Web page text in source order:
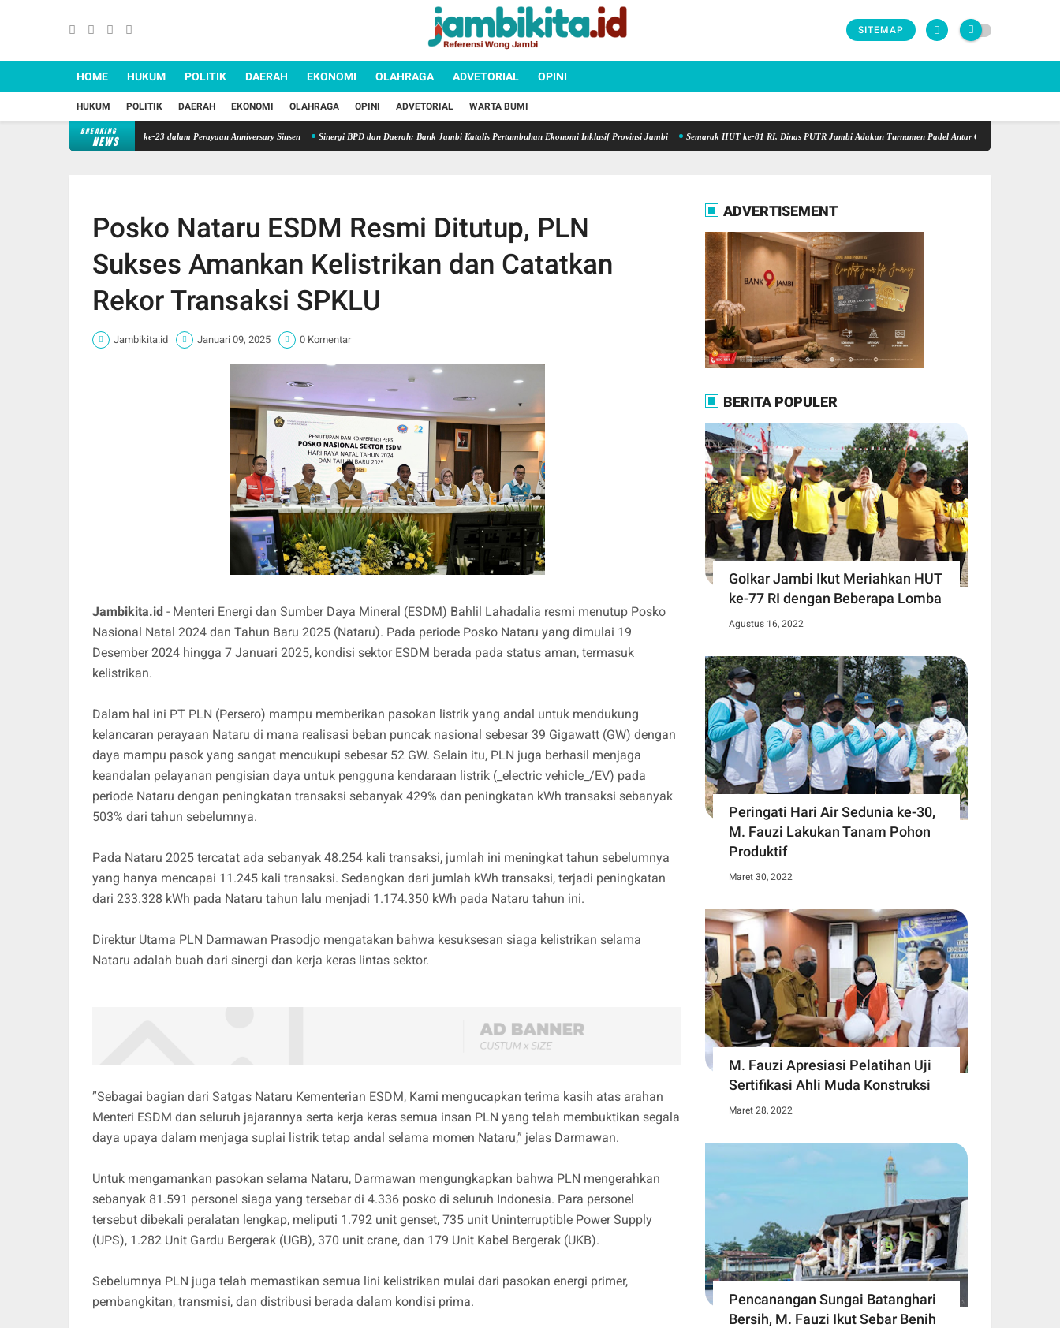
SITEMAP
HOME HUKUM POLITIK DAERAH EKONOMI OLAHRAGA ADVETORIAL OPINI
HUKUM POLITIK DAERAH EKONOMI OLAHRAGA OPINI ADVETORIAL WARTA BUMI
BREAKING
NEWS
Gelar Donor Darah ke-23 dalam Perayaan Anniversary Sinsen Sinergi BPD dan Daerah: Bank Jambi Katalis Pertumbuhan Ekonomi Inklusif Provinsi Jambi Semarak HUT ke-81 RI, Dinas PUTR Jambi Adakan Turnamen Padel Antar OPD Berhadiah Total Rp40 Juta
Posko Nataru ESDM Resmi Ditutup, PLN
Sukses Amankan Kelistrikan dan Catatkan
Rekor Transaksi SPKLU
Jambikita.id Januari 09, 2025 0 Komentar
Jambikita.id - Menteri Energi dan Sumber Daya Mineral (ESDM) Bahlil Lahadalia resmi menutup Posko
Nasional Natal 2024 dan Tahun Baru 2025 (Nataru). Pada periode Posko Nataru yang dimulai 19
Desember 2024 hingga 7 Januari 2025, kondisi sektor ESDM berada pada status aman, termasuk
kelistrikan.
Dalam hal ini PT PLN (Persero) mampu memberikan pasokan listrik yang andal untuk mendukung
kelancaran perayaan Nataru di mana realisasi beban puncak nasional sebesar 39 Gigawatt (GW) dengan
daya mampu pasok yang sangat mencukupi sebesar 52 GW. Selain itu, PLN juga berhasil menjaga
keandalan pelayanan pengisian daya untuk pengguna kendaraan listrik (_electric vehicle_/EV) pada
periode Nataru dengan peningkatan transaksi sebanyak 429% dan peningkatan kWh transaksi sebanyak
503% dari tahun sebelumnya.
Pada Nataru 2025 tercatat ada sebanyak 48.254 kali transaksi, jumlah ini meningkat tahun sebelumnya
yang hanya mencapai 11.245 kali transaksi. Sedangkan dari jumlah kWh transaksi, terjadi peningkatan
dari 233.328 kWh pada Nataru tahun lalu menjadi 1.174.350 kWh pada Nataru tahun ini.
Direktur Utama PLN Darmawan Prasodjo mengatakan bahwa kesuksesan siaga kelistrikan selama
Nataru adalah buah dari sinergi dan kerja keras lintas sektor.
”Sebagai bagian dari Satgas Nataru Kementerian ESDM, Kami mengucapkan terima kasih atas arahan
Menteri ESDM dan seluruh jajarannya serta kerja keras semua insan PLN yang telah membuktikan segala
daya upaya dalam menjaga suplai listrik tetap andal selama momen Nataru,” jelas Darmawan.
Untuk mengamankan pasokan selama Nataru, Darmawan mengungkapkan bahwa PLN mengerahkan
sebanyak 81.591 personel siaga yang tersebar di 4.336 posko di seluruh Indonesia. Para personel
tersebut dibekali peralatan lengkap, meliputi 1.792 unit genset, 735 unit Uninterruptible Power Supply
(UPS), 1.282 Unit Gardu Bergerak (UGB), 370 unit crane, dan 179 Unit Kabel Bergerak (UKB).
Sebelumnya PLN juga telah memastikan semua lini kelistrikan mulai dari pasokan energi primer,
pembangkitan, transmisi, dan distribusi berada dalam kondisi prima.
ADVERTISEMENT
BERITA POPULER
Golkar Jambi Ikut Meriahkan HUT
ke-77 RI dengan Beberapa Lomba
Agustus 16, 2022
Peringati Hari Air Sedunia ke-30,
M. Fauzi Lakukan Tanam Pohon
Produktif
Maret 30, 2022
M. Fauzi Apresiasi Pelatihan Uji
Sertifikasi Ahli Muda Konstruksi
Maret 28, 2022
Pencanangan Sungai Batanghari
Bersih, M. Fauzi Ikut Sebar Benih